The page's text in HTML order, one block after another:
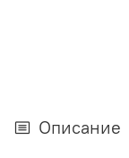
Описание